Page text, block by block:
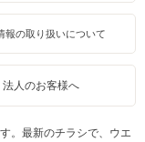
報の取り扱いについて
法人のお客様へ
。最新のチラシで、ウエ